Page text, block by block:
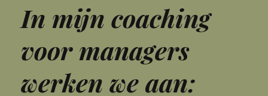
In mijn coaching
voor managers
werken we aan: